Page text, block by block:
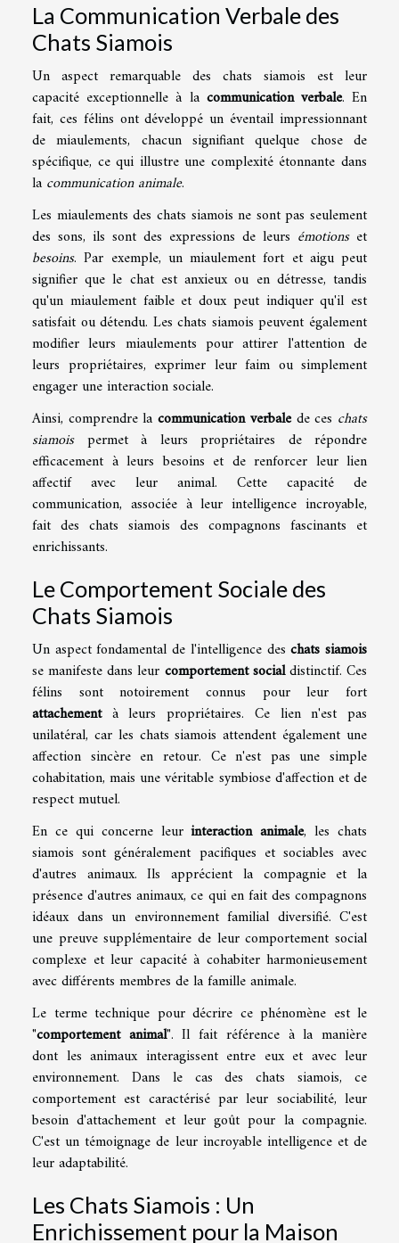
La Communication Verbale des
Chats Siamois
Un aspect remarquable des chats siamois est leur
capacité exceptionnelle à la communication verbale. En
fait, ces félins ont développé un éventail impressionnant
de miaulements, chacun signifiant quelque chose de
spécifique, ce qui illustre une complexité étonnante dans
la communication animale.
Les miaulements des chats siamois ne sont pas seulement
des sons, ils sont des expressions de leurs émotionset
besoins. Par exemple, un miaulement fort et aigu peut
signifier que le chat est anxieux ou en détresse, tandis
qu'un miaulement faible et doux peut indiquer qu'il est
satisfait ou détendu. Les chats siamois peuvent également
modifier leurs miaulements pour attirer l'attention de
leurs propriétaires, exprimer leur faim ou simplement
engager une interaction sociale.
Ainsi, comprendre lacommunication verbalede ces chats
siamoispermet à leurs propriétaires de répondre
efficacement à leurs besoins et de renforcer leur lien
affectif avec leur animal. Cette capacité de
communication, associée à leur intelligence incroyable,
fait des chats siamois des compagnons fascinants et
enrichissants.
Le Comportement Sociale des
Chats Siamois
Un aspect fondamental de l'intelligence deschats siamois
se manifeste dans leur comportement socialdistinctif. Ces
félins sont notoirement connus pour leur fort
attachementà leurs propriétaires. Ce lien n'est pas
unilatéral, car les chats siamois attendent également une
affection sincère en retour. Ce n'est pas une simple
cohabitation, mais une véritable symbiose d'affection et de
respect mutuel.
En ce qui concerne leurinteraction animale, les chats
siamois sont généralement pacifiques et sociables avec
d'autres animaux. Ils apprécient la compagnie et la
présence d'autres animaux, ce qui en fait des compagnons
idéaux dans un environnement familial diversifié. C'est
une preuve supplémentaire de leur comportement social
complexe et leur capacité à cohabiter harmonieusement
avec différents membres de la famille animale.
Le terme technique pour décrire ce phénomène est le
"comportement animal". Il fait référence à la manière
dont les animaux interagissent entre eux et avec leur
environnement. Dans le cas des chats siamois, ce
comportement est caractérisé par leur sociabilité, leur
besoin d'attachement et leur goût pour la compagnie.
C'est un témoignage de leur incroyable intelligence et de
leur adaptabilité.
Les Chats Siamois : Un
Enrichissement pour la Maison